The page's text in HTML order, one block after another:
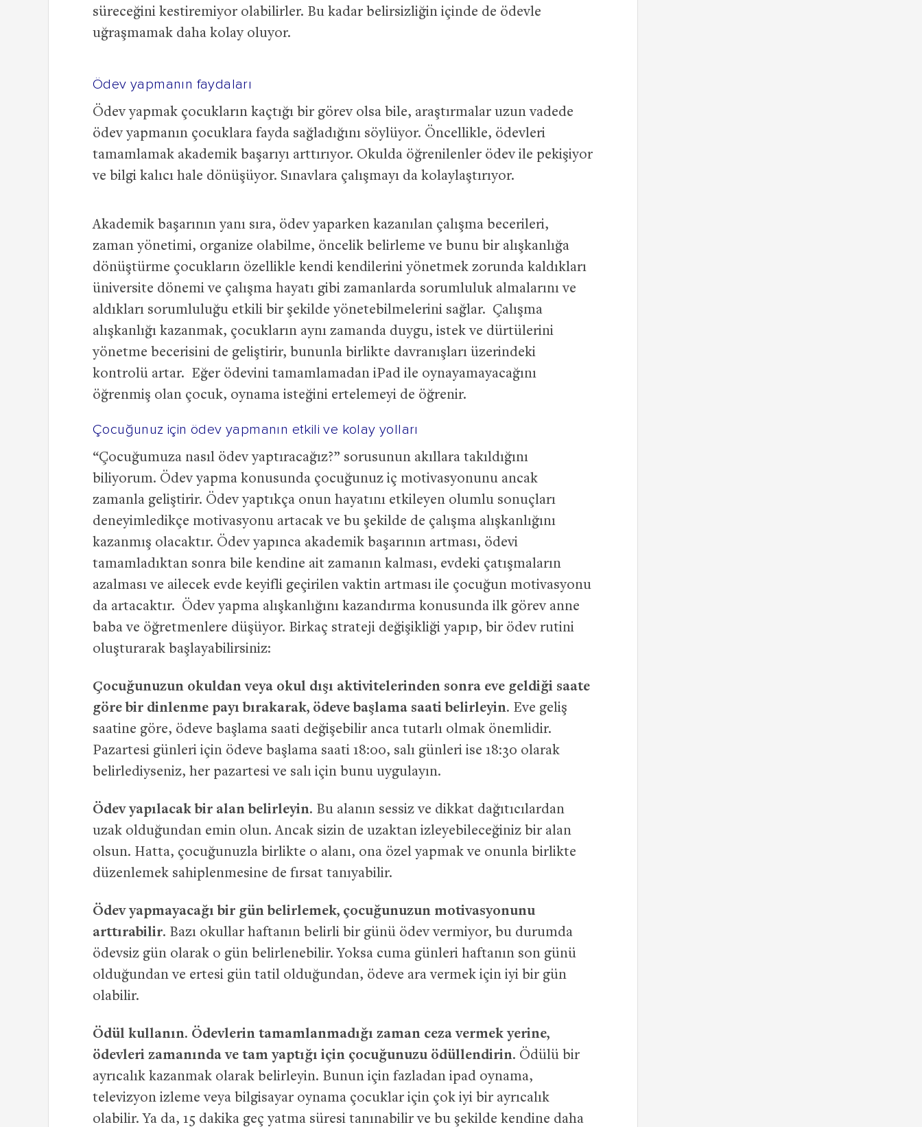
süreceğini kestiremiyor olabilirler. Bu kadar belirsizliğin içinde de ödevle
uğraşmamak daha kolay oluyor.
Ödev yapmanın faydaları
Ödev yapmak çocukların kaçtığı bir görev olsa bile, araştırmalar uzun vadede
ödev yapmanın çocuklara fayda sağladığını söylüyor. Öncellikle, ödevleri
tamamlamak akademik başarıyı arttırıyor. Okulda öğrenilenler ödev ile pekişiyor
ve bilgi kalıcı hale dönüşüyor. Sınavlara çalışmayı da kolaylaştırıyor.
Akademik başarının yanı sıra, ödev yaparken kazanılan çalışma becerileri,
zaman yönetimi, organize olabilme, öncelik belirleme ve bunu bir alışkanlığa
dönüştürme çocukların özellikle kendi kendilerini yönetmek zorunda kaldıkları
üniversite dönemi ve çalışma hayatı gibi zamanlarda sorumluluk almalarını ve
aldıkları sorumluluğu etkili bir şekilde yönetebilmelerini sağlar. Çalışma
alışkanlığı kazanmak, çocukların aynı zamanda duygu, istek ve dürtülerini
yönetme becerisini de geliştirir, bununla birlikte davranışları üzerindeki
kontrolü artar. Eğer ödevini tamamlamadan iPad ile oynayamayacağını
öğrenmiş olan çocuk, oynama isteğini ertelemeyi de öğrenir.
Çocuğunuz için ödev yapmanın etkili ve kolay yolları
“Çocuğumuza nasıl ödev yaptıracağız?” sorusunun akıllara takıldığını
biliyorum. Ödev yapma konusunda çocuğunuz iç motivasyonunu ancak
zamanla geliştirir. Ödev yaptıkça onun hayatını etkileyen olumlu sonuçları
deneyimledikçe motivasyonu artacak ve bu şekilde de çalışma alışkanlığını
kazanmış olacaktır. Ödev yapınca akademik başarının artması, ödevi
tamamladıktan sonra bile kendine ait zamanın kalması, evdeki çatışmaların
azalması ve ailecek evde keyifli geçirilen vaktin artması ile çocuğun motivasyonu
da artacaktır. Ödev yapma alışkanlığını kazandırma konusunda ilk görev anne
baba ve öğretmenlere düşüyor. Birkaç strateji değişikliği yapıp, bir ödev rutini
oluşturarak başlayabilirsiniz:
Çocuğunuzun okuldan veya okul dışı aktivitelerinden sonra eve geldiği saate
göre bir dinlenme payı bırakarak, ödeve başlama saati belirleyin. Eve geliş
saatine göre, ödeve başlama saati değişebilir anca tutarlı olmak önemlidir.
Pazartesi günleri için ödeve başlama saati 18:00, salı günleri ise 18:30 olarak
belirlediyseniz, her pazartesi ve salı için bunu uygulayın.
Ödev yapılacak bir alan belirleyin. Bu alanın sessiz ve dikkat dağıtıcılardan
uzak olduğundan emin olun. Ancak sizin de uzaktan izleyebileceğiniz bir alan
olsun. Hatta, çocuğunuzla birlikte o alanı, ona özel yapmak ve onunla birlikte
düzenlemek sahiplenmesine de fırsat tanıyabilir.
Ödev yapmayacağı bir gün belirlemek, çocuğunuzun motivasyonunu
arttırabilir. Bazı okullar haftanın belirli bir günü ödev vermiyor, bu durumda
ödevsiz gün olarak o gün belirlenebilir. Yoksa cuma günleri haftanın son günü
olduğundan ve ertesi gün tatil olduğundan, ödeve ara vermek için iyi bir gün
olabilir.
Ödül kullanın. Ödevlerin tamamlanmadığı zaman ceza vermek yerine,
ödevleri zamanında ve tam yaptığı için çocuğunuzu ödüllendirin. Ödülü bir
ayrıcalık kazanmak olarak belirleyin. Bunun için fazladan ipad oynama,
televizyon izleme veya bilgisayar oynama çocuklar için çok iyi bir ayrıcalık
olabilir. Ya da, 15 dakika geç yatma süresi tanınabilir ve bu şekilde kendine daha